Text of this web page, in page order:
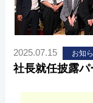
2025.07.15 お知
社長就任披露